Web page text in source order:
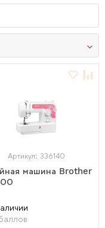
Артикул: 336140
машина Brother